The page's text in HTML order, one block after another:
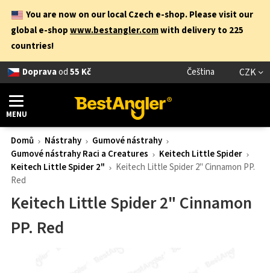
You are now on our local Czech e-shop. Please visit our
global e-shopwww.bestangler.comwith delivery to 225
countries!
Dopravaod55 Kč Čeština CZK
MENU
Domů Nástrahy
Gumové nástrahy
Gumové nástrahy Raci a Creatures
Keitech Little Spider
Keitech Little Spider 2"
Keitech Little Spider 2" Cinnamon PP.
Red
Keitech Little Spider 2" Cinnamon
PP. Red